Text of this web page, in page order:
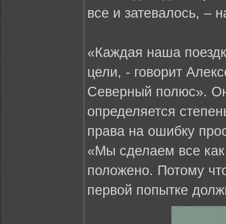
все и затевалось, –
«Каждая наша
цели, - говорит
Северный полюс».
определяется
права на ошибку
«Мы сделаем все
положено. Потому
первой попытке